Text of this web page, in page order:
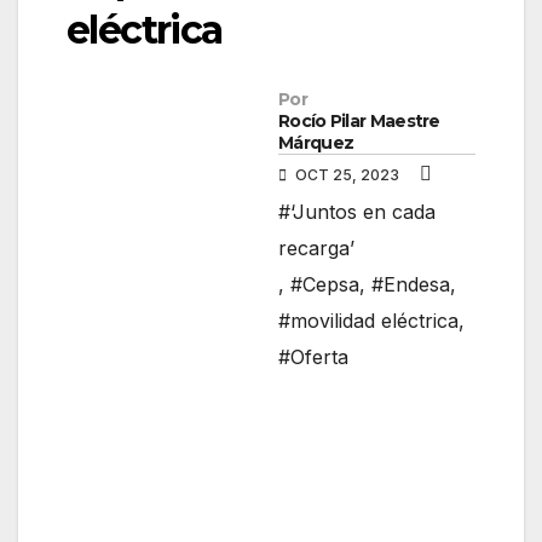
eléctrica
Por
Rocío Pilar Maestre
Márquez
OCT 25, 2023
#‘Juntos en cada
recarga’
, #Cepsa, #Endesa,
#movilidad eléctrica,
#Oferta